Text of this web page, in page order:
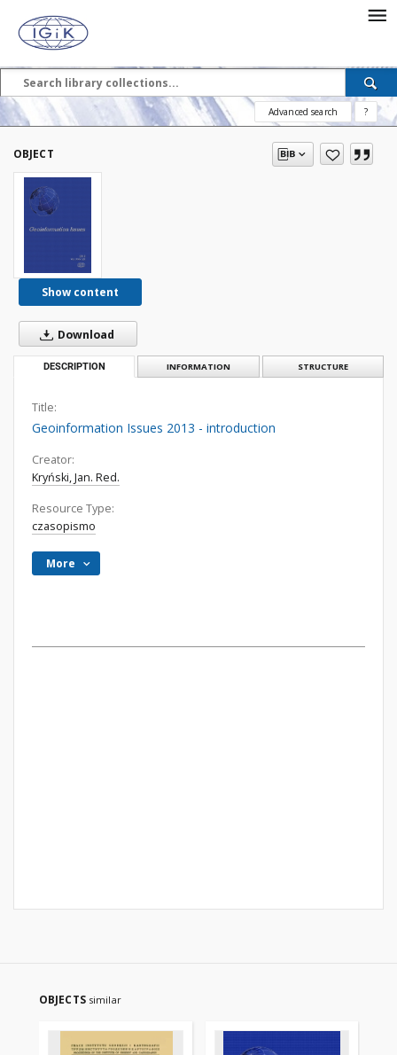
Advanced search ?
OBJECT
Show content
Download
DESCRIPTION INFORMATION STRUCTURE
Title:
Geoinformation Issues 2013 - introduction
Creator:
Kryński, Jan. Red.
Resource Type:
czasopismo
More
OBJECTS similar